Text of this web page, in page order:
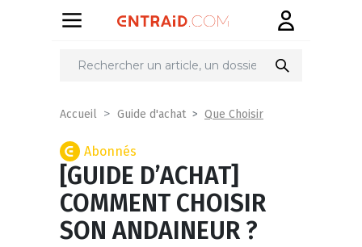
Partager
Accueil Guide d'achat Que Choisir
Abonnés
[GUIDE D’ACHAT]
COMMENT CHOISIR
SON ANDAINEUR ?